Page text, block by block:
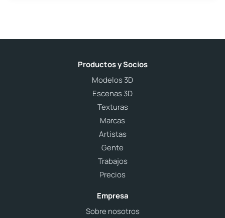
Productos y Socios
Modelos 3D
Escenas 3D
Texturas
Marcas
Artistas
Gente
Trabajos
Precios
Empresa
Sobre nosotros